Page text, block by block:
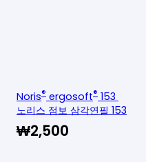
Noris® ergosoft® 153
노리스 점보 삼각연필 153
₩2,500